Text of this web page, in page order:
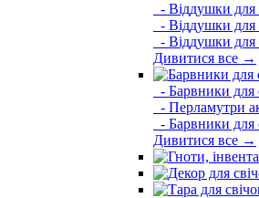
- Віддушки для
- Віддушки для
- Віддушки
Дивитися все →
- Барвники для
- Перламутри
- Барвники для
Дивитися все →